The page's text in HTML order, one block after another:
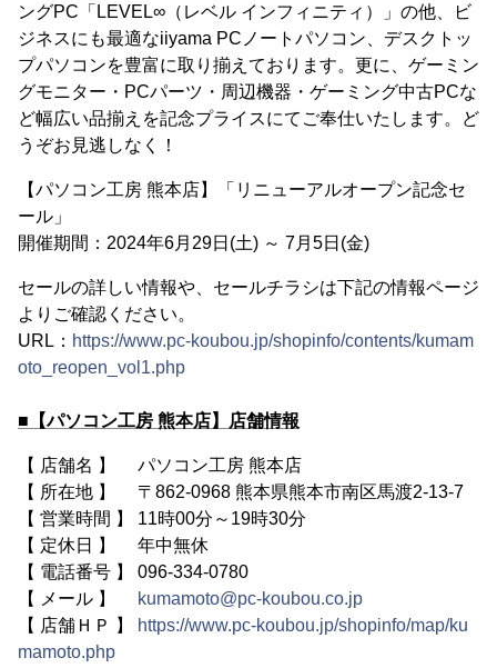
ングPC「LEVEL∞（レベル インフィニティ）」の他、ビ
ジネスにも最適なiiyama PCノートパソコン、デスクトッ
プパソコンを豊富に取り揃えております。更に、ゲーミン
グモニター・PCパーツ・周辺機器・ゲーミング中古PCな
ど幅広い品揃えを記念プライスにてご奉仕いたします。ど
うぞお見逃しなく！
【パソコン工房 熊本店】「リニューアルオープン記念セ
ール」
開催期間：2024年6月29日(土) ～ 7月5日(金)
セールの詳しい情報や、セールチラシは下記の情報ページ
よりご確認ください。
URL： https://www.pc-koubou.jp/shopinfo/contents/kumam
oto_reopen_vol1.php
■【パソコン工房 熊本店】店舗情報
【 店舗名 】 パソコン工房 熊本店
【 所在地 】 〒862-0968 熊本県熊本市南区馬渡2-13-7
【 営業時間 】 11時00分～19時30分
【 定休日 】 年中無休
【 電話番号 】 096-334-0780
【 メール 】
kumamoto@pc-koubou.co.jp
【 店舗ＨＰ 】
https://www.pc-koubou.jp/shopinfo/map/ku
mamoto.php